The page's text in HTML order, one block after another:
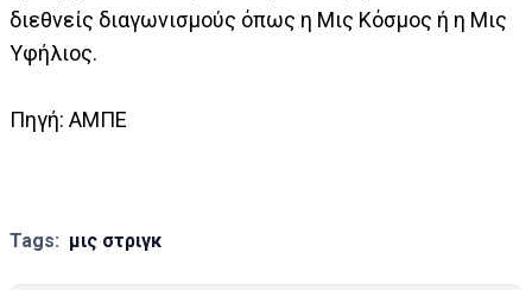
διεθνείς διαγωνισμούς όπως η Μις Κόσμος ή η Μις
Υφήλιος.
Πηγή: ΑΜΠΕ
Tags: μις στριγκ